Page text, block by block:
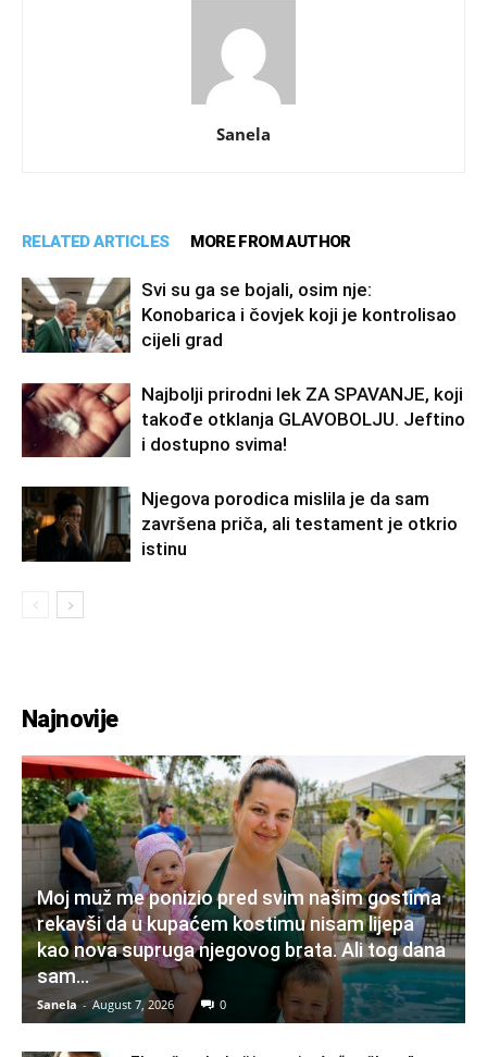
Sanela
RELATED ARTICLES MORE FROM AUTHOR
Svi su ga se bojali, osim nje:
Konobarica i čovjek koji je kontrolisao
cijeli grad
Najbolji prirodni lek ZA SPAVANJE, koji
takođe otklanja GLAVOBOLJU. Jeftino
i dostupno svima!
Njegova porodica mislila je da sam
završena priča, ali testament je otkrio
istinu
Najnovije
Moj muž me ponizio pred svim našim gostima
rekavši da u kupaćem kostimu nisam lijepa
kao nova supruga njegovog brata. Ali tog dana
sam...
Sanela - August 7, 2026 0